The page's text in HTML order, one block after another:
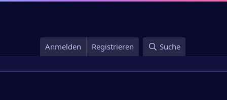
Anmelden Registrieren Suche